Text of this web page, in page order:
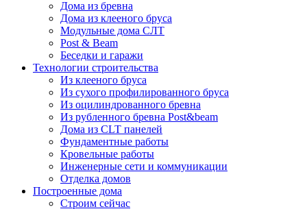
Дома из бревна
Дома из клееного бруса
Модульные дома СЛТ
Post & Beam
Беседки и гаражи
Технологии строительства
Из клееного бруса
Из сухого профилированного бруса
Из оцилиндрованного бревна
Из рубленного бревна Post&beam
Дома из CLT панелей
Фундаментные работы
Кровельные работы
Инженерные сети и коммуникации
Отделка домов
Построенные дома
Строим сейчас